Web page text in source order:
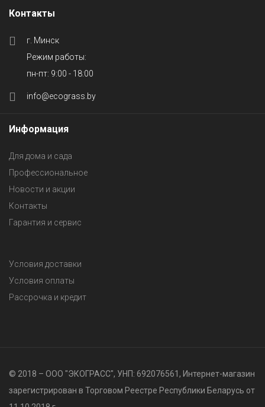
Контакты
г. Минск
Режим работы:
пн-пт: 9:00 - 18:00
info@ecograss.by
Информация
Для дома и сада
Профессиональное
Новости и акции
Контакты
Гарантия и сервис
Условия доставки
Условия оплаты
Рассрочка и кредит
© 2018 – ООО "ЭКОГРАСС", УНП: 692076561, Интернет-магазин
зарегистрирован в Торговом Реестре Республики Беларусь от